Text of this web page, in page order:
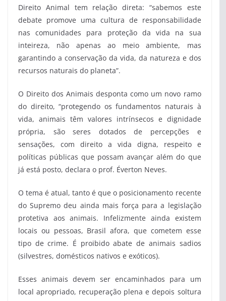
Direito Animal tem relação direta: “sabemos este
debate promove uma cultura de responsabilidade
nas comunidades para proteção da vida na sua
inteireza, não apenas ao meio ambiente, mas
garantindo a conservação da vida, da natureza e dos
recursos naturais do planeta”.
O Direito dos Animais desponta como um novo ramo
do direito, “protegendo os fundamentos naturais à
vida, animais têm valores intrínsecos e dignidade
própria, são seres dotados de percepções e
sensações, com direito a vida digna, respeito e
políticas públicas que possam avançar além do que
já está posto, declara o prof. Éverton Neves.
O tema é atual, tanto é que o posicionamento recente
do Supremo deu ainda mais força para a legislação
protetiva aos animais. Infelizmente ainda existem
locais ou pessoas, Brasil afora, que cometem esse
tipo de crime. É proibido abate de animais sadios
(silvestres, domésticos nativos e exóticos).
Esses animais devem ser encaminhados para um
local apropriado, recuperação plena e depois soltura